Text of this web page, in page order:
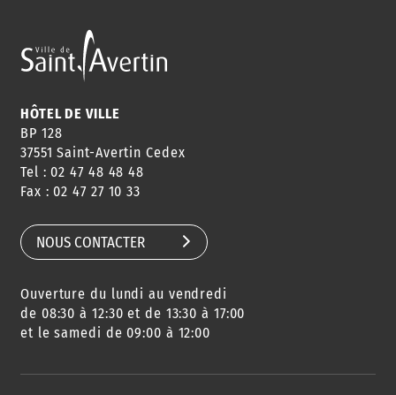
ANNUAIRE
HORAIRES
CONSEILS
DE QUARTIER
AGENDA
DES SORTIES
URBANISME
HÔTEL DE VILLE
BP 128
37551 Saint-Avertin Cedex
Tel : 02 47 48 48 48
Fax : 02 47 27 10 33
NOUS CONTACTER
Ouverture du lundi au vendredi
de 08:30 à 12:30 et de 13:30 à 17:00
et le samedi de 09:00 à 12:00